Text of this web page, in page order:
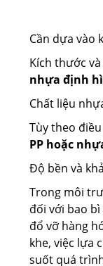
Cần dựa vào
Kích thước
nhựa định
Chất liệu
Tùy theo
PP hoặc
Độ bền và
Trong môi
đối với bao
đổ vỡ hàng
khe, việc lựa
suốt quá